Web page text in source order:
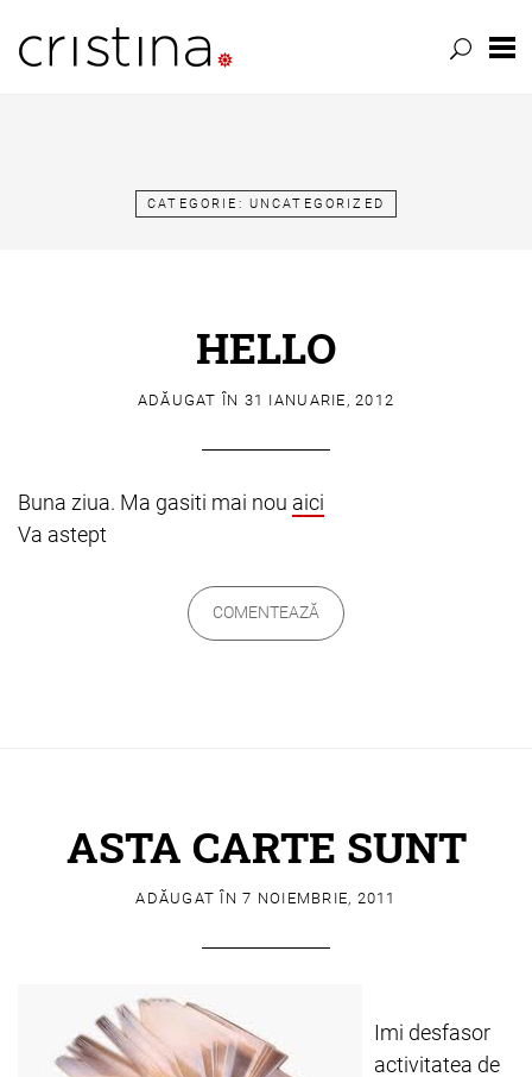
CATEGORIE: UNCATEGORIZED
HELLO
ADĂUGAT ÎN 31 IANUARIE, 2012
Buna ziua. Ma gasiti mai nou aici
Va astept
COMENTEAZĂ
ASTA CARTE SUNT
ADĂUGAT ÎN7 NOIEMBRIE, 2011
Imi desfasor
activitatea de